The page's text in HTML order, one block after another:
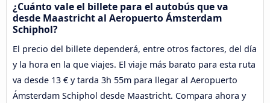
¿Cuánto vale el billete para el autobús que va
desde Maastricht al Aeropuerto Ámsterdam
Schiphol?
El precio del billete dependerá, entre otros factores, del día
y la hora en la que viajes. El viaje más barato para esta ruta
va desde 13 € y tarda 3h 55m para llegar al Aeropuerto
Ámsterdam Schiphol desde Maastricht. Compara ahora y